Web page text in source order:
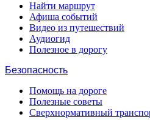
Найти маршрут
Афиша событий
Видео из путешествий
Аудиогид
Полезное в дорогу
Безопасность
Помощь на дороге
Полезные советы
Сверхнормативный